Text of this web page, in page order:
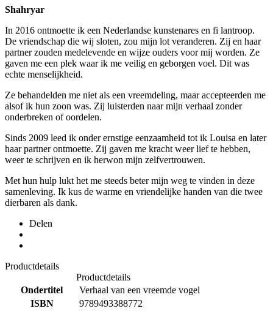
Shahryar
In 2016 ontmoette ik een Nederlandse kunstenares en fi lantroop.
De vriendschap die wij sloten, zou mijn lot veranderen. Zij en haar
partner zouden medelevende en wijze ouders voor mij worden. Ze
gaven me een plek waar ik me veilig en geborgen voel. Dit was
echte menselijkheid.
Ze behandelden me niet als een vreemdeling, maar accepteerden me
alsof ik hun zoon was. Zij luisterden naar mijn verhaal zonder
onderbreken of oordelen.
Sinds 2009 leed ik onder ernstige eenzaamheid tot ik Louisa en later
haar partner ontmoette. Zij gaven me kracht weer lief te hebben,
weer te schrijven en ik herwon mijn zelfvertrouwen.
Met hun hulp lukt het me steeds beter mijn weg te vinden in deze
samenleving. Ik kus de warme en vriendelijke handen van die twee
dierbaren als dank.
Delen
Productdetails
Productdetails
Ondertitel
Verhaal van een vreemde vogel
ISBN
9789493388772